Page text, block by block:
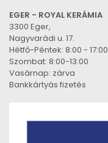
EGER - ROYAL KERÁMIA
3300 Eger,
Nagyvarádi u. 17.
Hétfő-Péntek: 8:00 - 17:00
Szombat: 8:00-13:00
Vasárnap: zárva
Bankkártyás fizetés